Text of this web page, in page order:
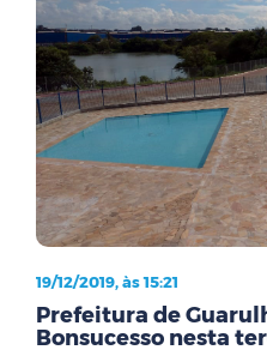
19/12/2019, às 15:21
Prefeitura de
Bonsucesso nesta